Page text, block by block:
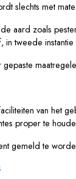
slechts met
aard zoals
in tweede
gepaste
van het
proper te
gemeld te